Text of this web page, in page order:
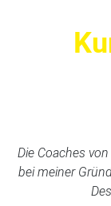
Die Coaches von
bei meiner